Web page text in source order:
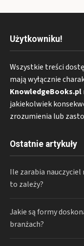
Użytkowniku!
Wszystkie treści
mają wyłącznie
KnowledgeBooks.pl
jakiekolwiek
zrozumienia lub
Ostatnie artykuły
Ile zarabia
to zależy?
Jakie są formy
branżach?